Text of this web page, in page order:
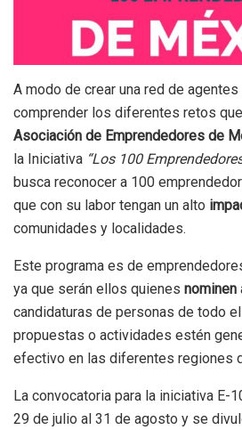
A modo de crear una red de
comprender los diferentes retos
Asociación de Emprendedores de
la Iniciativa “Los 100
busca reconocer a 100
que con su labor tengan un alto
comunidades y localidades.
Este programa es de
ya que serán ellos quienes nominen
candidaturas de personas de todo
propuestas o actividades estén
efectivo en las diferentes regiones
La convocatoria para la iniciativa E-
29 de julio al 31 de agosto y se